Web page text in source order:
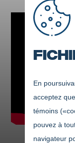
En
acceptez
témoins
pouvez à
navigateur